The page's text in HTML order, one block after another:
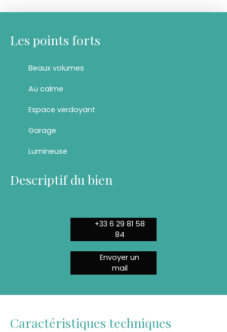
Les points forts
Beaux volumes
Au calme
Espace verdoyant
Garage
Lumineuse
Descriptif du bien
+33 6 29 81 58
84
Envoyer un
mail
Caractéristiques techniques